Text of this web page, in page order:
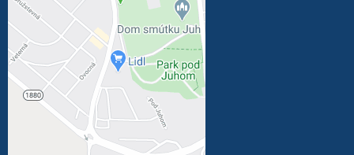
Externý obsah je
blokovaný Voľbami
súkromia
Prajete si načítať externý
obsah?
Povoliť tentokrát